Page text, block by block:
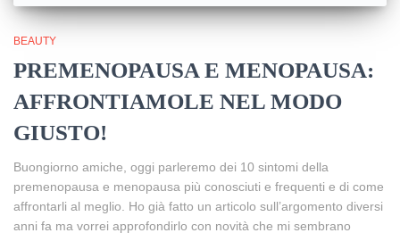
BEAUTY
PREMENOPAUSA E MENOPAUSA:
AFFRONTIAMOLE NEL MODO
GIUSTO!
Buongiorno amiche, oggi parleremo dei 10 sintomi della
premenopausa e menopausa più conosciuti e frequenti e di come
affrontarli al meglio. Ho già fatto un articolo sull’argomento diversi
anni fa ma vorrei approfondirlo con novità che mi sembrano